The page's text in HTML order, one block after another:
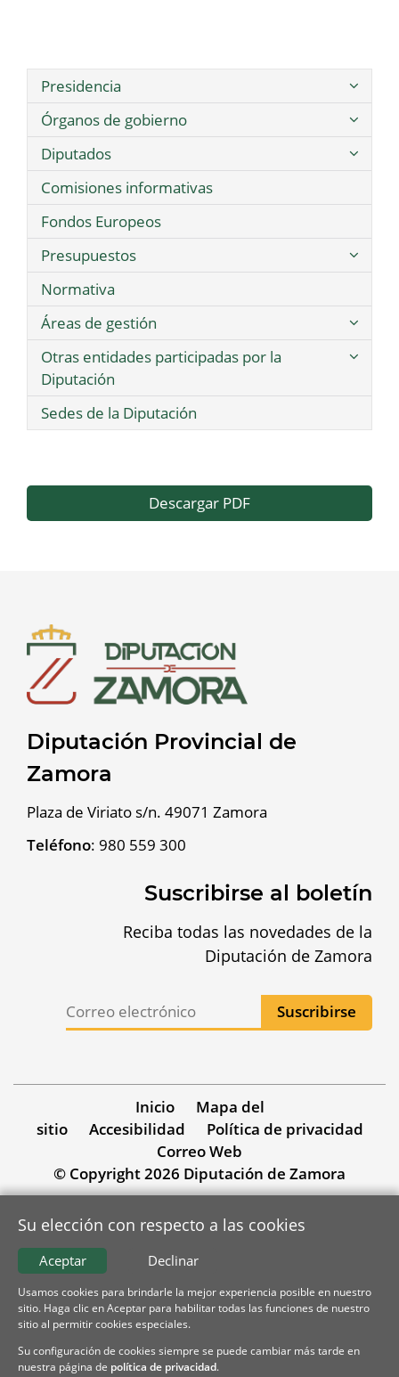
Presidencia
Órganos de gobierno
Diputados
Comisiones informativas
Fondos Europeos
Presupuestos
Normativa
Áreas de gestión
Otras entidades participadas por la
Diputación
Sedes de la Diputación
Descargar PDF
Diputación Provincial de
Zamora
Plaza de Viriato s/n. 49071 Zamora
Teléfono: 980 559 300
Suscribirse al boletín
Reciba todas las novedades de la
Diputación de Zamora
Inicio
Mapa del
sitio
Accesibilidad
Política de privacidad
Correo Web
© Copyright 2026 Diputación de Zamora
Su elección con respecto a las cookies
Declinar
Aceptar
Usamos cookies para brindarle la mejor experiencia posible en nuestro
sitio. Haga clic en Aceptar para habilitar todas las funciones de nuestro
sitio al permitir cookies especiales.
Su configuración de cookies siempre se puede cambiar más tarde en
nuestra página de política de privacidad.